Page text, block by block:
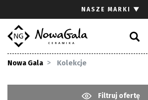
NASZE MARKI ▼
Nowa Gala Kolekcje
Filtruj ofertę
Gdzie kupić